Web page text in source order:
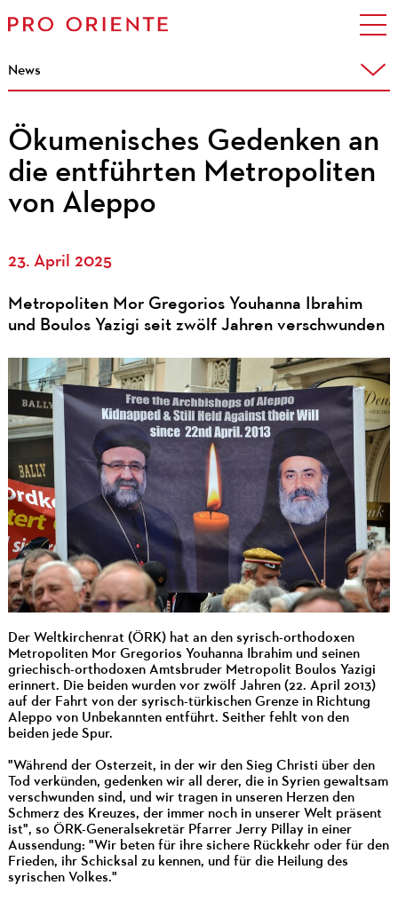
News
Ökumenisches Gedenken an
die entführten Metropoliten
von Aleppo
23. April 2025
Metropoliten Mor Gregorios Youhanna Ibrahim
und Boulos Yazigi seit zwölf Jahren verschwunden
Der Weltkirchenrat (ÖRK) hat an den syrisch-orthodoxen
Metropoliten Mor Gregorios Youhanna Ibrahim und seinen
griechisch-orthodoxen Amtsbruder Metropolit Boulos Yazigi
erinnert. Die beiden wurden vor zwölf Jahren (22. April 2013)
auf der Fahrt von der syrisch-türkischen Grenze in Richtung
Aleppo von Unbekannten entführt. Seither fehlt von den
beiden jede Spur.
"Während der Osterzeit, in der wir den Sieg Christi über den
Tod verkünden, gedenken wir all derer, die in Syrien gewaltsam
verschwunden sind, und wir tragen in unseren Herzen den
Schmerz des Kreuzes, der immer noch in unserer Welt präsent
ist", so ÖRK-Generalsekretär Pfarrer Jerry Pillay in einer
Aussendung: "Wir beten für ihre sichere Rückkehr oder für den
Frieden, ihr Schicksal zu kennen, und für die Heilung des
syrischen Volkes."